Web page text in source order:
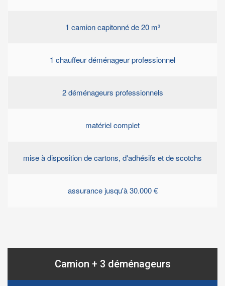
1 camion capitonné de 20 m³
1 chauffeur déménageur professionnel
2 déménageurs professionnels
matériel complet
mise à disposition de cartons, d'adhésifs et de scotchs
assurance jusqu'à 30.000 €
Camion + 3 déménageurs